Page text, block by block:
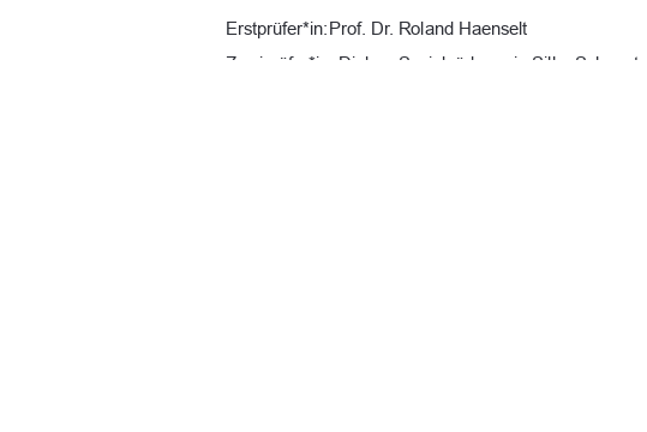
Erstprüfer*in: Prof. Dr. Roland Haenselt
Zweiprüfer*in: Diplom Sozialpädagogin Silke Schwartz